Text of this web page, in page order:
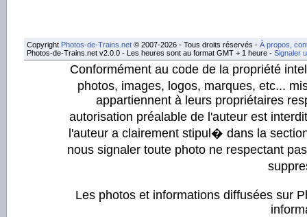
Copyright Photos-de-Trains.net © 2007-2026 - Tous droits réservés - À propos,
Photos-de-Trains.net v2.0.0 - Les heures sont au format GMT + 1 heure - Signaler
Conformément au code de la propriété
photos, images, logos, marques, etc...
appartiennent à leurs propriétaires
autorisation préalable de l'auteur est
l'auteur a clairement stipul� dans la
nous signaler toute photo ne respectant
Les photos et informations diffusées sur